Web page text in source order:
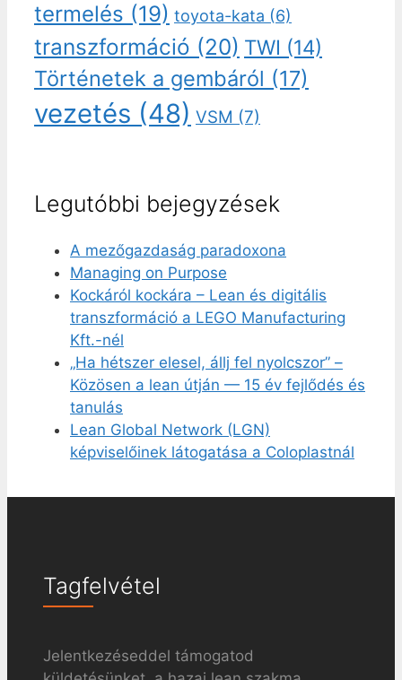
termelés (19) toyota-kata (6)
transzformáció (20) TWI (14)
Történetek a gembáról (17)
vezetés (48) VSM (7)
Legutóbbi bejegyzések
A mezőgazdaság paradoxona
Managing on Purpose
Kockáról kockára – Lean és digitális
transzformáció a LEGO Manufacturing
Kft.-nél
„Ha hétszer elesel, állj fel nyolcszor” –
Közösen a lean útján — 15 év fejlődés és
tanulás
Lean Global Network (LGN)
képviselőinek látogatása a Coloplastnál
Tagfelvétel
Jelentkezéseddel támogatod